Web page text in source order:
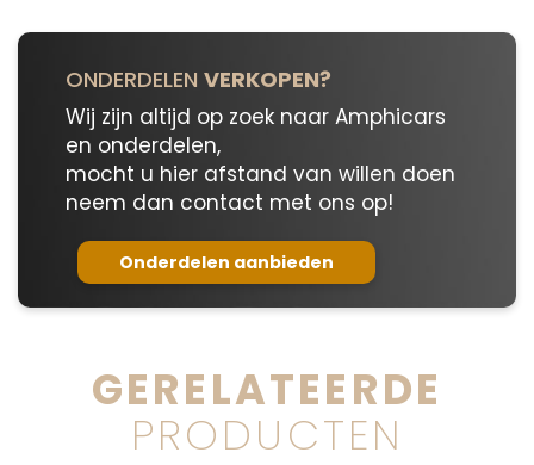
ONDERDELEN VERKOPEN?
Wij zijn altijd op zoek naar Amphicars
en onderdelen,
mocht u hier afstand van willen doen
neem dan contact met ons op!
Onderdelen aanbieden
GERELATEERDE
PRODUCTEN